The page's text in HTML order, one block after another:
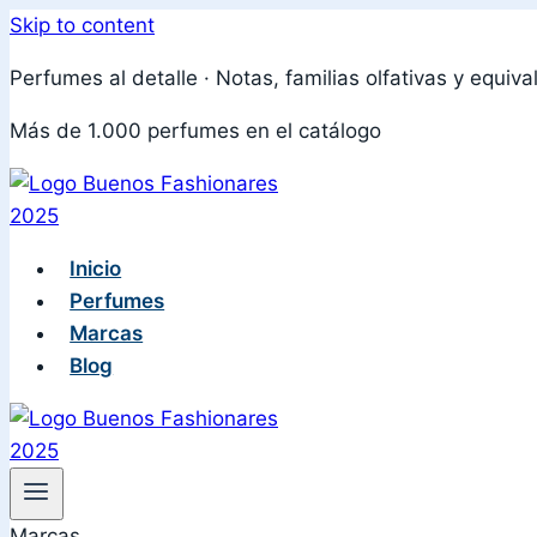
Skip to content
Perfumes al detalle · Notas, familias olfativas y
Más de 1.000 perfumes en el catálogo
Inicio
Perfumes
Marcas
Blog